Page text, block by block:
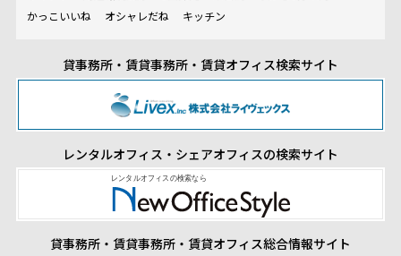
かっこいいね
オシャレだね キッチン
貸事務所・賃貸事務所・賃貸オフィス検索サイト
レンタルオフィス・シェアオフィスの検索サイト
貸事務所・賃貸事務所・賃貸オフィス総合情報サイト